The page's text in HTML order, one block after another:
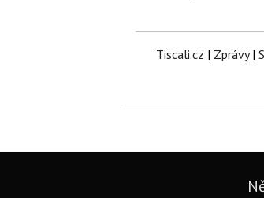
Tiscali.cz | Zprávy|